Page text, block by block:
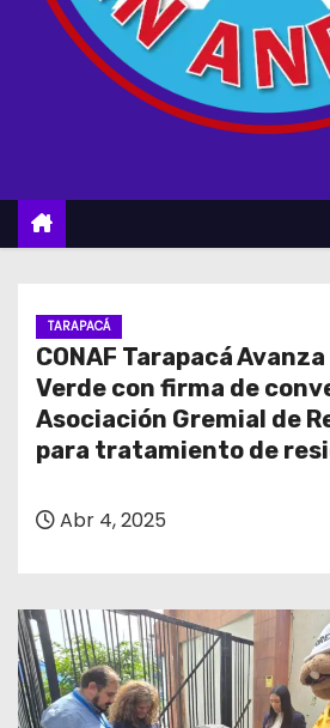
TARAPACÁ
CONAF Tarapacá
Verde con firma de
Asociación Gremial de
para tratamiento de
Abr 4, 2025